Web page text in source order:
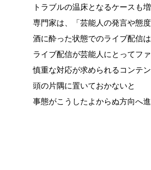
トラブルの温床となるケースも増
専門家は、「芸能人の発言や態
酒に酔った状態でのライブ配信
ライブ配信が芸能人にとってフ
慎重な対応が求められるコンテ
頭の片隅に置いておかないと
事態がこうしたよからぬ方向へ進